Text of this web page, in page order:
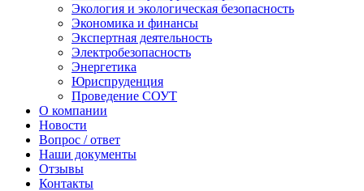
Экология и экологическая безопасность
Экономика и финансы
Экспертная деятельность
Электробезопасность
Энергетика
Юриспруденция
Проведение СОУТ
О компании
Новости
Вопрос / ответ
Наши документы
Отзывы
Контакты